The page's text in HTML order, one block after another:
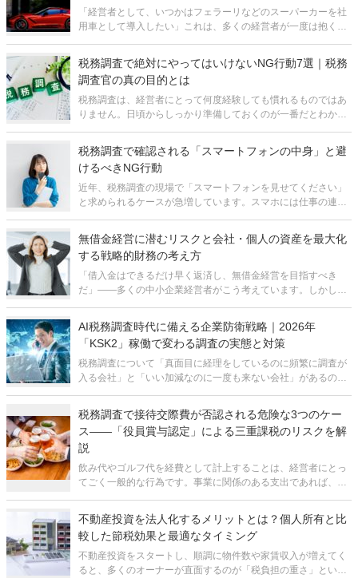
「経営者として、いつかはフェラーリなどのスーパーカーを社
用車として導入したい」これは、多くの経営者が一度は抱く大
また最高級のプロダクトに触れる経験として、高級車を手にす
ることには大きな意義があります。
税務調査で絶対にやってはいけないNG行動7選｜税務
調査官の真の目的とは
税務調査は、経営者にとって何度経験しても慣れるものではあ
りません。日頃からしっかり準備しておくのが一番だとわかっ
が多いのではないでしょうか。 そのバタバタの中で対応を一歩
間違えると、通常の追徴課
税務調査で確認される「スマートフォンの中身」と避
けるべきNG行動
近年、税務調査の現場で「スマートフォンを見せてください」
と求められるケースが急増しています。スマホには仕事の連絡
トな情報が詰まっています。そのため、「本当に見せる義務が
あるのか」「どこまで見られるのか
無借金経営に潜むリスクと会社・個人の資産を最大化
する戦略的財務の考え方
「借入金はできるだけ早く返済し、無借金経営を目指すべき
だ」——多くの中小企業経営者がこう考えています。しかし、
成において大きな足かせになっているケースは少なくありませ
ん。利益をしっかり出して税金を納め
AI税務調査時代に備える企業防衛戦略｜2026年
「KSK2」稼働で変わる調査の実態と対策
税務調査について「真面目に経理をしているのに頻繁に調査が
入る会社」と「いい加減なのに一度も来ない会社」があるのを
くないと思います。確かに従来は、調査官の経験や勘に頼った
属人的な選定が行われており、ある
税務調査で接待交際費が否認される危険な3つのケー
ス――「役員賞与認定」による三重課税のリスクを解
説
飲み代やゴルフ代を経費として計上することは、経営者にとっ
てごく一般的な行為です。事業に関係のある支出であれば、交
うに処理しているでしょう。 しかし、税務調査において交際費
が否認された場合、単に法
不動産投資を法人化するメリットとは？個人所有と比
較した節税効果と最適なタイミング
不動産投資をスタートし、順調に物件数や家賃収入が増えてく
ると、多くのオーナーが直面するのが「税負担の重さ」という